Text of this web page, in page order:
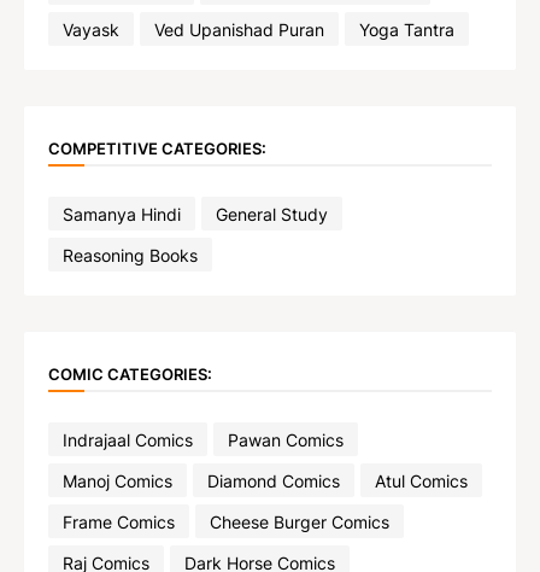
Vayask
Ved Upanishad Puran Yoga Tantra
COMPETITIVE CATEGORIES:
Samanya Hindi
General Study
Reasoning Books
COMIC CATEGORIES:
Indrajaal Comics
Pawan Comics
Manoj Comics
Diamond Comics
Atul Comics
Frame Comics
Cheese Burger Comics
Raj Comics
Dark Horse Comics